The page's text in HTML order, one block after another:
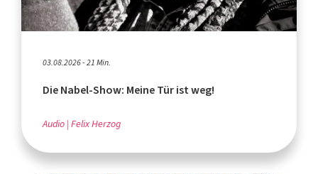
03.08.2026 - 21 Min.
Die Nabel-Show: Meine Tür ist weg!
Audio Felix Herzog